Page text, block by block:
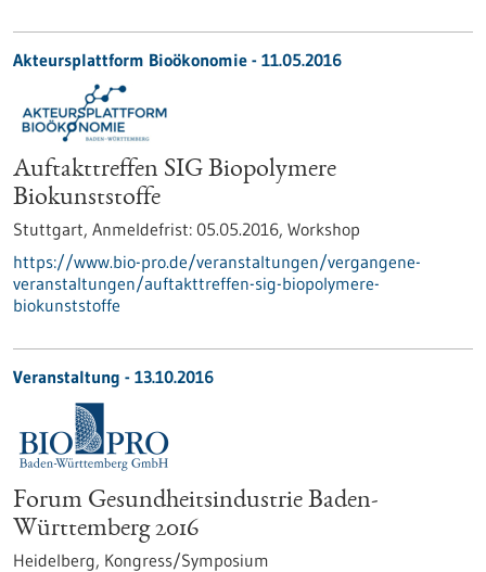
Akteursplattform Bioökonomie - 11.05.2016
Auftakttreffen SIG Biopolymere
Biokunststoffe
Stuttgart, Anmeldefrist: 05.05.2016, Workshop
https://www.bio-pro.de/veranstaltungen/vergangene-
veranstaltungen/auftakttreffen-sig-biopolymere-
biokunststoffe
Veranstaltung - 13.10.2016
Forum Gesundheitsindustrie Baden-
Württemberg 2016
Heidelberg, Kongress/Symposium